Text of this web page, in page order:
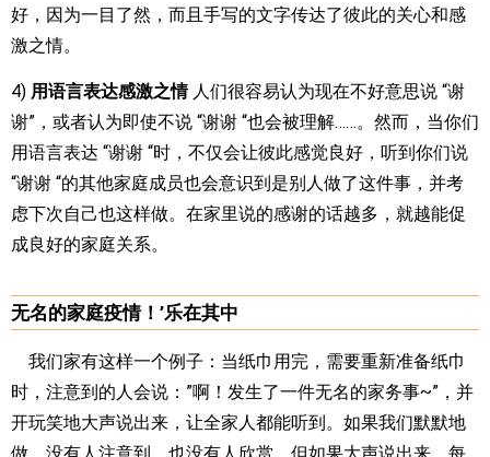
好，因为一目了然，而且手写的文字传达了彼此的关心和感
激之情。
4) 用语言表达感激之情人们很容易认为现在不好意思说 “谢
谢”，或者认为即使不说 “谢谢 “也会被理解……。然而，当你们
用语言表达 “谢谢 “时，不仅会让彼此感觉良好，听到你们说
“谢谢 “的其他家庭成员也会意识到是别人做了这件事，并考
虑下次自己也这样做。在家里说的感谢的话越多，就越能促
成良好的家庭关系。
无名的家庭疫情！’乐在其中
我们家有这样一个例子：当纸巾用完，需要重新准备纸巾
时，注意到的人会说：”啊！发生了一件无名的家务事~”，并
开玩笑地大声说出来，让全家人都能听到。如果我们默默地